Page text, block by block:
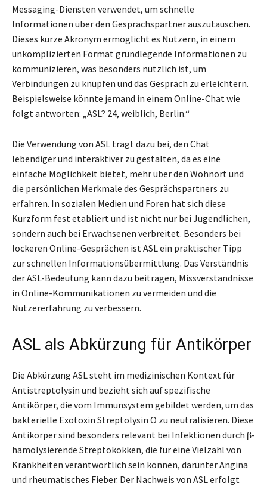
Messaging-Diensten verwendet, um schnelle
Informationen über den Gesprächspartner auszutauschen.
Dieses kurze Akronym ermöglicht es Nutzern, in einem
unkomplizierten Format grundlegende Informationen zu
kommunizieren, was besonders nützlich ist, um
Verbindungen zu knüpfen und das Gespräch zu erleichtern.
Beispielsweise könnte jemand in einem Online-Chat wie
folgt antworten: „ASL? 24, weiblich, Berlin.“
Die Verwendung von ASL trägt dazu bei, den Chat
lebendiger und interaktiver zu gestalten, da es eine
einfache Möglichkeit bietet, mehr über den Wohnort und
die persönlichen Merkmale des Gesprächspartners zu
erfahren. In sozialen Medien und Foren hat sich diese
Kurzform fest etabliert und ist nicht nur bei Jugendlichen,
sondern auch bei Erwachsenen verbreitet. Besonders bei
lockeren Online-Gesprächen ist ASL ein praktischer Tipp
zur schnellen Informationsübermittlung. Das Verständnis
der ASL-Bedeutung kann dazu beitragen, Missverständnisse
in Online-Kommunikationen zu vermeiden und die
Nutzererfahrung zu verbessern.
ASL als Abkürzung für Antikörper
Die Abkürzung ASL steht im medizinischen Kontext für
Antistreptolysin und bezieht sich auf spezifische
Antikörper, die vom Immunsystem gebildet werden, um das
bakterielle Exotoxin Streptolysin O zu neutralisieren. Diese
Antikörper sind besonders relevant bei Infektionen durch β-
hämolysierende Streptokokken, die für eine Vielzahl von
Krankheiten verantwortlich sein können, darunter Angina
und rheumatisches Fieber. Der Nachweis von ASL erfolgt